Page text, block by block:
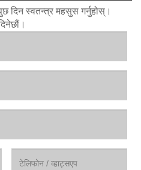
दिन स्वतन्त्र महसुस गर्नुहोस्।